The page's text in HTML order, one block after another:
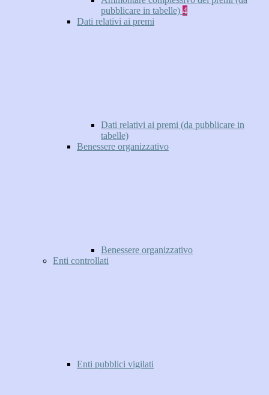
pubblicare in tabelle) 4
Dati relativi ai premi
Dati relativi ai premi (da pubblicare in
tabelle)
Benessere organizzativo
Benessere organizzativo
Enti controllati
Enti pubblici vigilati